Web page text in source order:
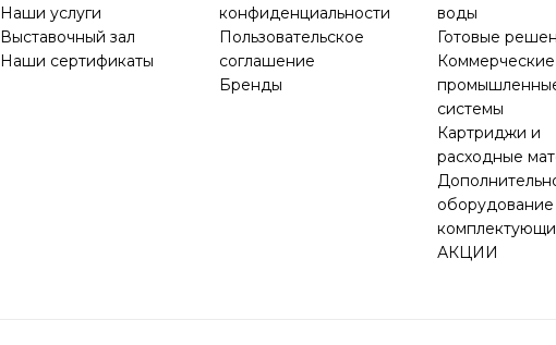
Наши услуги
Выставочный зал
Наши сертификаты
конфиденциальности
Пользовательское
соглашение
Бренды
воды
Готовые
системы
Картриджи и
расходные
оборудование
АКЦИИ